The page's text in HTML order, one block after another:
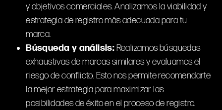
y objetivos comerciales. Analizamos la viabilidad y
estrategia de registro más adecuada para tu
marca.
Búsqueda y análisis:Realizamos búsquedas
exhaustivas de marcas similares y evaluamos el
riesgo de conflicto. Esto nos permite recomendarte
la mejor estrategia para maximizar las
posibilidades de éxito en el proceso de registro.